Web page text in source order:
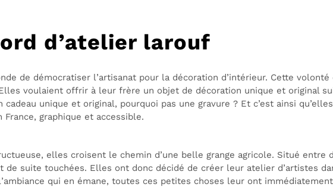
d’atelier larouf
de démocratiser l’artisanat pour la décoration d’intérieur. Cette volonté
voulaient offrir à leur frère un objet de décoration unique et original
unique et original, pourquoi pas une gravure ? Et c’est ainsi
graphique et accessible.
elles croisent le chemin d’une belle grange agricole. Situé entre
suite touchées. Elles ont donc décidé de créer leur atelier d’artistes
qui en émane, toutes ces petites choses leur ont